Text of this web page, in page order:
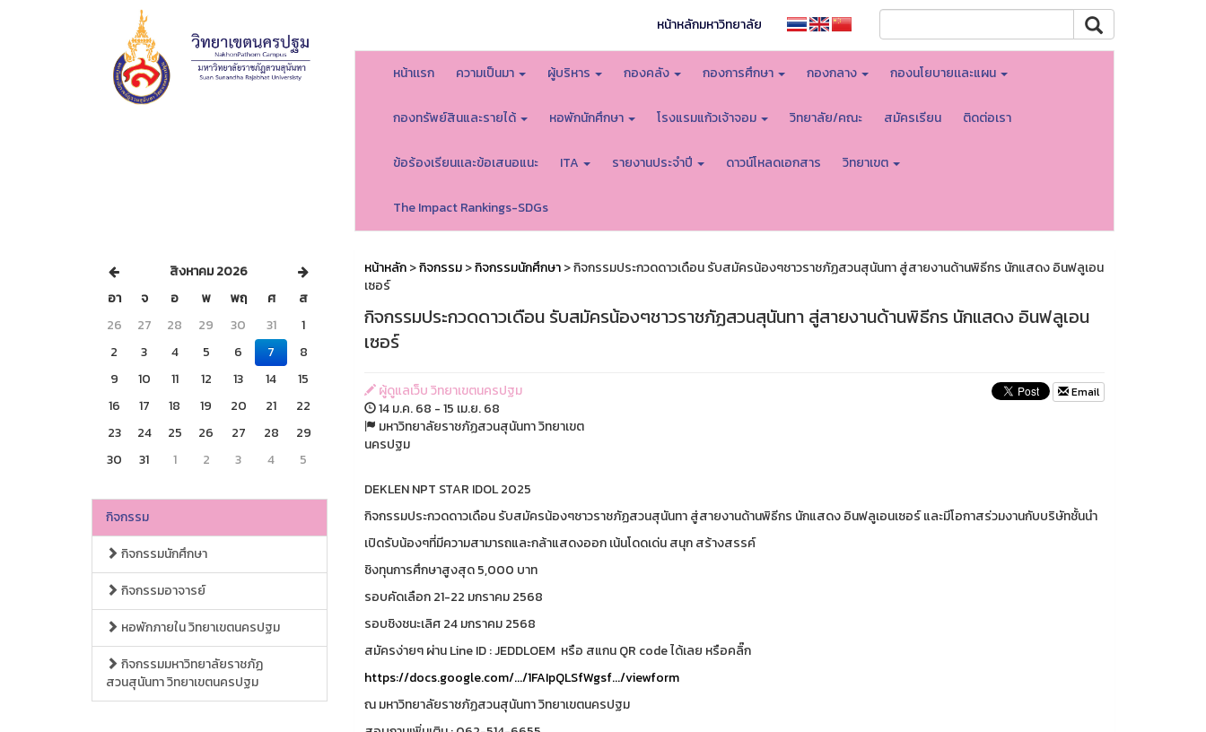
หน้าหลักมหาวิทยาลัย
หน้าเเรก ความเป็นมา ผู้บริหาร กองคลัง กองการศึกษา กองกลาง กองนโยบายเเละแผน
กองทรัพย์สินและรายได้ หอพักนักศึกษา โรงแรมแก้วเจ้าจอม วิทยาลัย/คณะ สมัครเรียน ติดต่อเรา
ข้อร้องเรียนเเละข้อเสนอแนะ ITA รายงานประจำปี ดาวน์โหลดเอกสาร วิทยาเขต
The Impact Rankings-SDGs
สิงหาคม 2026
อา
จ อ พ พฤ ศ
ส
26
27 28 29 30 31
1
2
3 4 5 6 7
8
9
10 11 12 13 14
15
16
17 18 19 20 21
22
23
24 25 26 27 28
29
30
31 1 2 3 4 5
กิจกรรม
กิจกรรมนักศึกษา
กิจกรรมอาจารย์
หอพักภายใน วิทยาเขตนครปฐม
กิจกรรมมหาวิทยาลัยราชภัฏ
สวนสุนันทา วิทยาเขตนครปฐม
หน้าหลัก>กิจกรรม>กิจกรรมนักศึกษา> กิจกรรมประกวดดาวเดือน รับสมัครน้องๆชาวราชภัฏสวนสุนันทา สู่สายงานด้านพิธีกร นักแสดง อินฟลูเอน
เซอร์
กิจกรรมประกวดดาวเดือน รับสมัครน้องๆชาวราชภัฏสวนสุนันทา สู่สายงานด้านพิธีกร นักแสดง อินฟลูเอน
เซอร์
ผู้ดูแลเว็บ วิทยาเขตนครปฐม
14 ม.ค. 68 - 15 เม.ย. 68
มหาวิทยาลัยราชภัฏสวนสุนันทา วิทยาเขต
นครปฐม
Email
DEKLEN NPT STAR IDOL 2025
กิจกรรมประกวดดาวเดือน รับสมัครน้องๆชาวราชภัฏสวนสุนันทา สู่สายงานด้านพิธีกร นักแสดง อินฟลูเอนเซอร์ และมีโอกาสร่วมงานกับบริษัทชั้นนำ
เปิดรับน้องๆที่มีความสามารถและกล้าแสดงออก เน้นโดดเด่น สนุก สร้างสรรค์
ชิงทุนการศึกษาสูงสุด 5,000 บาท
รอบคัดเลือก 21-22 มกราคม 2568
รอบชิงชนะเลิศ 24 มกราคม 2568
สมัครง่ายๆ ผ่าน Line ID : JEDDLOEM หรือ สแกน QR code ได้เลย หรือคลิ๊ก
https://docs.google.com/.../1FAIpQLSfWgsf.../viewform
ณ มหาวิทยาลัยราชภัฏสวนสุนันทา วิทยาเขตนครปฐม